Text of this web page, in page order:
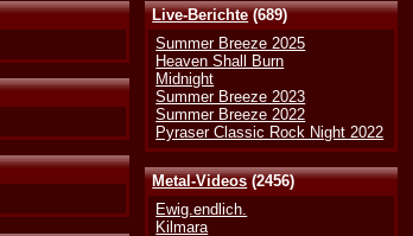
Live-Berichte(689)
Summer Breeze 2025
Heaven Shall Burn
Midnight
Summer Breeze 2023
Summer Breeze 2022
Pyraser Classic Rock Night 2022
Metal-Videos(2456)
Ewig.endlich.
Kilmara